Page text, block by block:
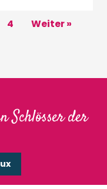
4 Weiter »
Schlösser der